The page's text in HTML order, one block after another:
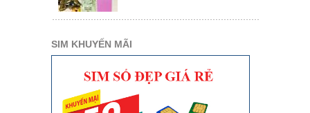
SIM KHUYẾN MÃI